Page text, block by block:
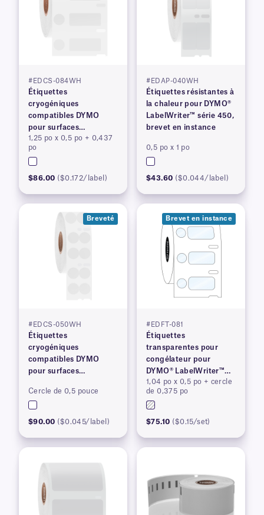
#EDCS-084WH
Étiquettes
cryogéniques
compatibles DYMO
pour surfaces
congelées, brevetées
1,25 po x 0,5 po + 0,437
po
$86.00 ($0.172/label)
#EDAP-040WH
Étiquettes résistantes à
la chaleur pour DYMO®
LabelWriter™ série 450,
brevet en instance
0,5 po x 1 po
$43.60 ($0.044/label)
Breveté
#EDCS-050WH
Étiquettes
cryogéniques
compatibles DYMO
pour surfaces
Cercle de 0,5 pouce
$90.00 ($0.045/label)
Brevet en instance
#EDFT-081
Étiquettes
transparentes pour
congélateur pour
DYMO® LabelWriter™
série 450, brevet en
instance
1,04 po x 0,5 po + cercle
de 0,375 po
$75.10 ($0.15/set)